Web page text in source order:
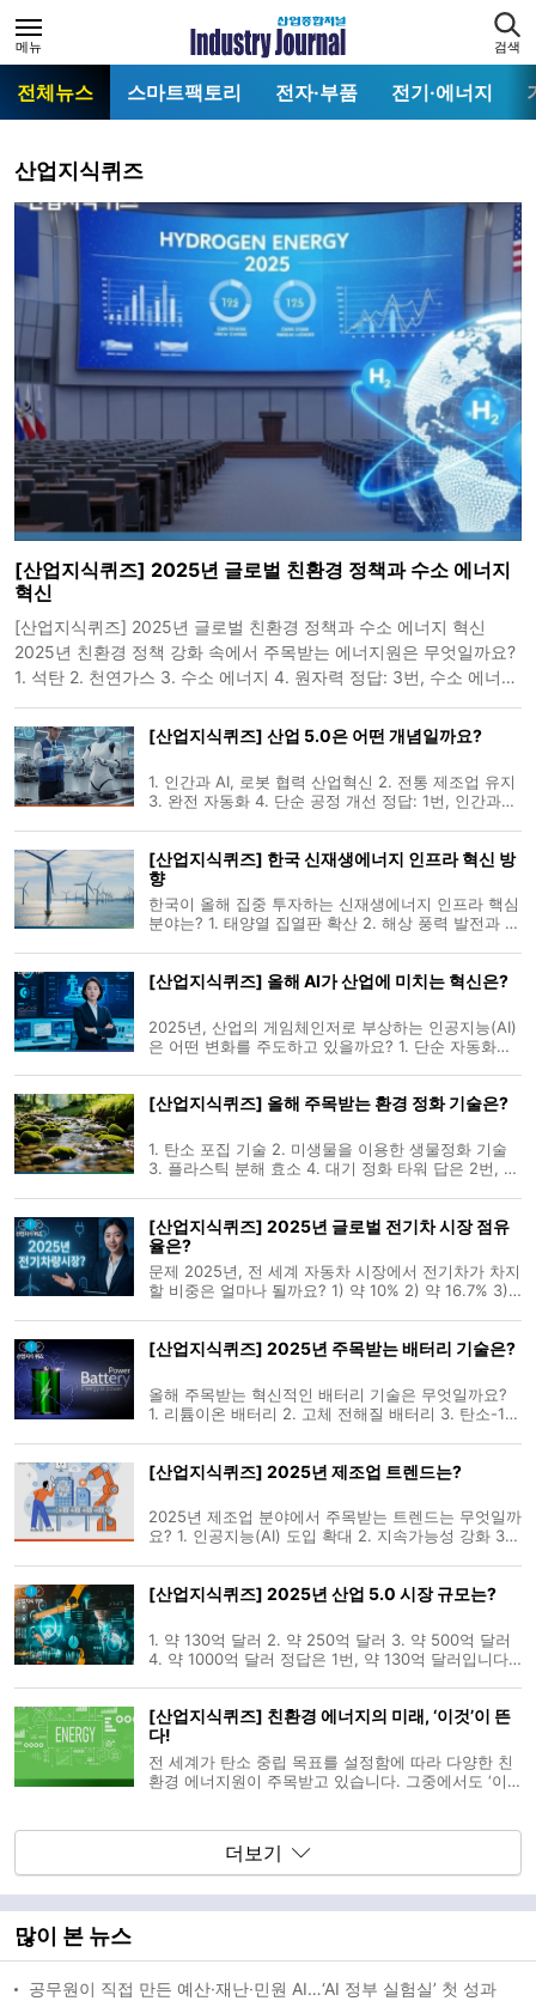
메뉴 검색
전체뉴스 스마트팩토리 전자·부품 전기·에너지
산업지식퀴즈
[산업지식퀴즈] 2025년 글로벌 친환경 정책과 수소 에너지
혁신
[산업지식퀴즈] 2025년 글로벌 친환경 정책과 수소 에너지 혁신
2025년 친환경 정책 강화 속에서 주목받는 에너지원은 무엇일까요?
1. 석탄 2. 천연가스 3. 수소 에너지 4. 원자력 정답: 3번, 수소 에너지
기술 발전에
[산업지식퀴즈] 산업 5.0은 어떤 개념일까요?
1. 인간과 AI, 로봇 협력 산업혁신 2. 전통 제조업 유지
3. 완전 자동화 4. 단순 공정 개선 정답: 1번, 인간과
산업 발전을 추구하는 차세대 혁신 모델입니다.
[산업지식퀴즈] 한국 신재생에너지 인프라 혁신 방
향
한국이 올해 집중 투자하는 신재생에너지 인프라 핵심
분야는? 1. 태양열 집열판 확산 2. 해상 풍력 발전과 에
에너지 저장 시스템(ESS) 한국은 탄소중립 목표 달성
[산업지식퀴즈] 올해 AI가 산업에 미치는 혁신은?
2025년, 산업의 게임체인저로 부상하는 인공지능(AI)
은 어떤 변화를 주도하고 있을까요? 1. 단순 자동화에
됨 정답은 3번, 전 부문에서 업무 자동화와 의사결정
[산업지식퀴즈] 올해 주목받는 환경 정화 기술은?
1. 탄소 포집 기술 2. 미생물을 이용한 생물정화 기술
3. 플라스틱 분해 효소 4. 대기 정화 타워 답은 2번, 미
자연스럽게 분해하는 생물정화 기술을 개발하고 있습
니다. 이 기술은 석유 폐기물과
[산업지식퀴즈] 2025년 글로벌 전기차 시장 점유
율은?
문제 2025년, 전 세계 자동차 시장에서 전기차가 차지
할 비중은 얼마나 될까요? 1) 약 10% 2) 약 16.7% 3)
(BEV) 판매량은 약 1,510만 대로 전체 자동차 시장의
[산업지식퀴즈] 2025년 주목받는 배터리 기술은?
올해 주목받는 혁신적인 배터리 기술은 무엇일까요?
1. 리튬이온 배터리 2. 고체 전해질 배터리 3. 탄소-14
탄소-14 다이아몬드 배터리는 잠재력이 크지만 연구
[산업지식퀴즈] 2025년 제조업 트렌드는?
2025년 제조업 분야에서 주목받는 트렌드는 무엇일까
요? 1. 인공지능(AI) 도입 확대 2. 지속가능성 강화 3.
과 지속가능성을 중심으로 빠르게 변화할 것으로 전망
[산업지식퀴즈] 2025년 산업 5.0 시장 규모는?
1. 약 130억 달러 2. 약 250억 달러 3. 약 500억 달러
4. 약 1000억 달러 정답은 1번, 약 130억 달러입니다.
맞춤형으로 최적화하는 차세대 혁신 패러다임을 의미
합니다. 기존 산업 4
[산업지식퀴즈] 친환경 에너지의 미래, ‘이것’이 뜬
다!
전 세계가 탄소 중립 목표를 설정함에 따라 다양한 친
환경 에너지원이 주목받고 있습니다. 그중에서도 ‘이
더보기
많이 본 뉴스
공무원이 직접 만든 예산·재난·민원 AI…‘AI 정부 실험실’ 첫 성과